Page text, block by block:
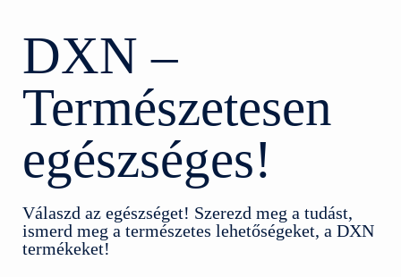
DXN –
Természetesen
egészséges!
Válaszd az egészséget! Szerezd meg a tudást,
ismerd meg a természetes lehetőségeket, a DXN
termékeket!